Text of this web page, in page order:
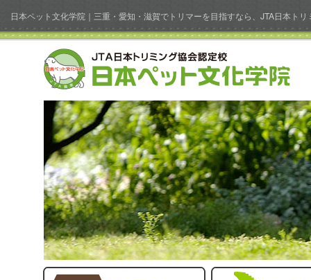
日本ペット文化学院｜三重・愛知・滋賀でトリマーを目指すなら、JTA日本ト